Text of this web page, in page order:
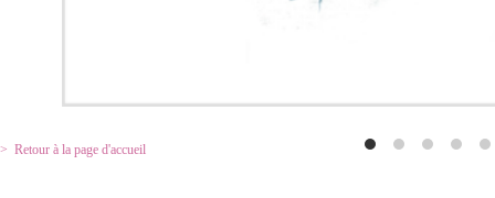
Retour à la page d'accueil